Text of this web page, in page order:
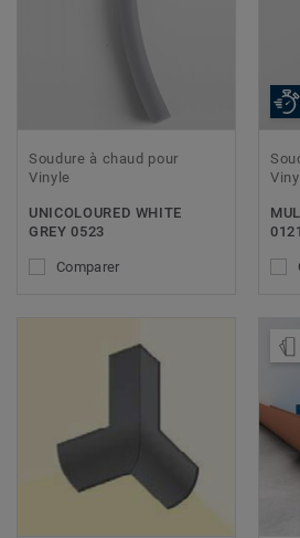
Soudure à chaud pour
Vinyle
UNICOLOURED WHITE
GREY 0523
Comparer
0121